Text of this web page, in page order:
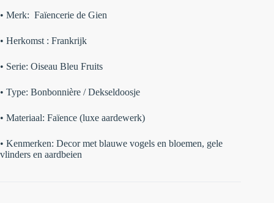
• Merk: Faïencerie de Gien
• Herkomst : Frankrijk
• Serie: Oiseau Bleu Fruits
• Type: Bonbonnière / Dekseldoosje
• Materiaal: Faïence (luxe aardewerk)
• Kenmerken: Decor met blauwe vogels en bloemen, gele
vlinders en aardbeien